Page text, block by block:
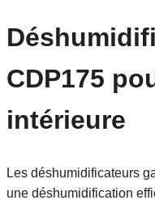
CDP175
intérieure
Les déshumidificateurs
une déshumidification